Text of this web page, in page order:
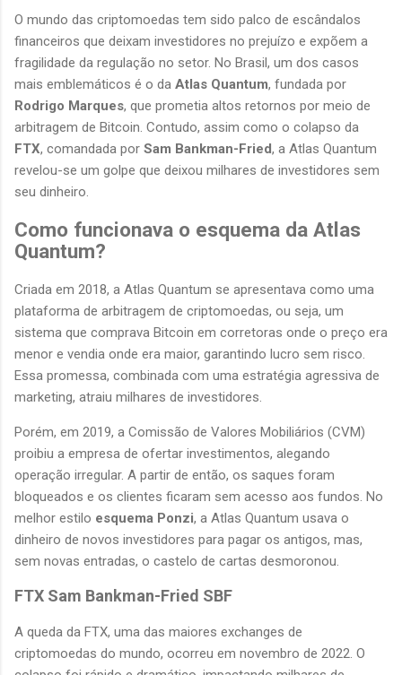
O mundo das criptomoedas tem sido palco de escândalos
financeiros que deixam investidores no prejuízo e expõem a
fragilidade da regulação no setor. No Brasil, um dos casos
mais emblemáticos é o da Atlas Quantum, fundada por
Rodrigo Marques, que prometia altos retornos por meio de
arbitragem de Bitcoin. Contudo, assim como o colapso da
FTX, comandada por Sam Bankman-Fried, a Atlas Quantum
revelou-se um golpe que deixou milhares de investidores sem
seu dinheiro.
Como funcionava o esquema da Atlas
Quantum?
Criada em 2018, a Atlas Quantum se apresentava como uma
plataforma de arbitragem de criptomoedas, ou seja, um
sistema que comprava Bitcoin em corretoras onde o preço era
menor e vendia onde era maior, garantindo lucro sem risco.
Essa promessa, combinada com uma estratégia agressiva de
marketing, atraiu milhares de investidores.
Porém, em 2019, a Comissão de Valores Mobiliários (CVM)
proibiu a empresa de ofertar investimentos, alegando
operação irregular. A partir de então, os saques foram
bloqueados e os clientes ficaram sem acesso aos fundos. No
melhor estilo esquema Ponzi, a Atlas Quantum usava o
dinheiro de novos investidores para pagar os antigos, mas,
sem novas entradas, o castelo de cartas desmoronou.
FTX Sam Bankman-Fried SBF
A queda da FTX, uma das maiores exchanges de
criptomoedas do mundo, ocorreu em novembro de 2022. O